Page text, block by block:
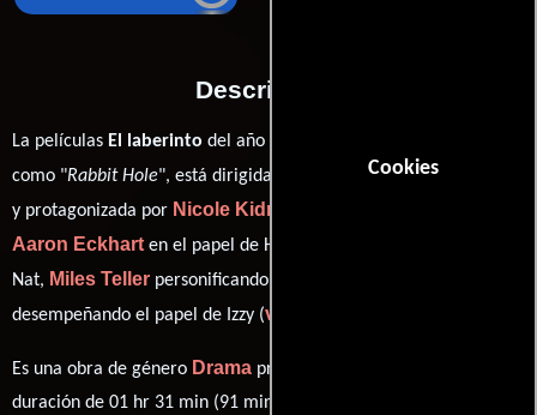
Cookies
Descripción
La películas El laberinto del año 2011, conocida originalmente
como "Rabbit Hole", está dirigida por John Cameron Mitchell
y protagonizada por Nicole Kidman
Aaron Eckharten el papel de Howie ,
Nat, Miles Teller personificando a Jason y
desempeñando el papel de Izzy (ver créditos completos
Es una obra de género Drama producida en EE.UU.. Con una
duración de 01 hr 31 min (91 minutos), esta película tiene